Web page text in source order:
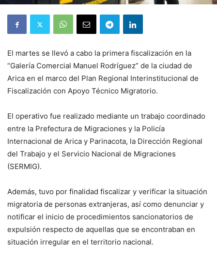
El martes se llevó a cabo la primera fiscalización en la
“Galería Comercial Manuel Rodríguez” de la ciudad de
Arica en el marco del Plan Regional Interinstitucional de
Fiscalización con Apoyo Técnico Migratorio.
El operativo fue realizado mediante un trabajo coordinado
entre la Prefectura de Migraciones y la Policía
Internacional de Arica y Parinacota, la Dirección Regional
del Trabajo y el Servicio Nacional de Migraciones
(SERMIG).
Además, tuvo por finalidad fiscalizar y verificar la situación
migratoria de personas extranjeras, así como denunciar y
notificar el inicio de procedimientos sancionatorios de
expulsión respecto de aquellas que se encontraban en
situación irregular en el territorio nacional.